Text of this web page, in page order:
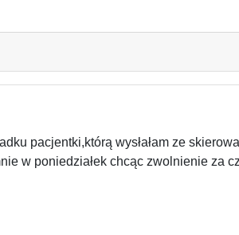
pacjentki,którą wysłałam ze
w poniedziałek chcąc zwolnienie za